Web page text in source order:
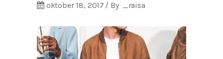
oktober 18, 2017 By _raisa